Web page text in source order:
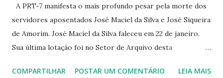
A PRT-7 manifesta o mais profundo pesar pela morte dos
servidores aposentados José Maciel da Silva e José Siqueira
de Amorim. José Maciel da Silva faleceu em 22 de janeiro.
Sua última lotação foi no Setor de Arquivo desta
Siqueira Amorim faleceu em 28 de fevereiro e encerrou a
COMPARTILHAR POSTAR UM COMENTÁRIO LEIA MAIS